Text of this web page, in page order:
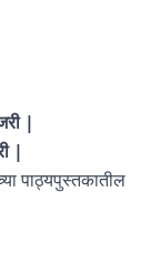
|
|
पाठ्यपुस्तकातील